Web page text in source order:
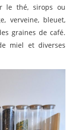
le thé, sirops ou
verveine, bleuet,
graines de café.
miel et diverses